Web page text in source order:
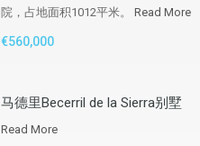
院，占地面积1012平米。 Read More
€560,000
马德里Becerril de la Sierra别墅
Read More